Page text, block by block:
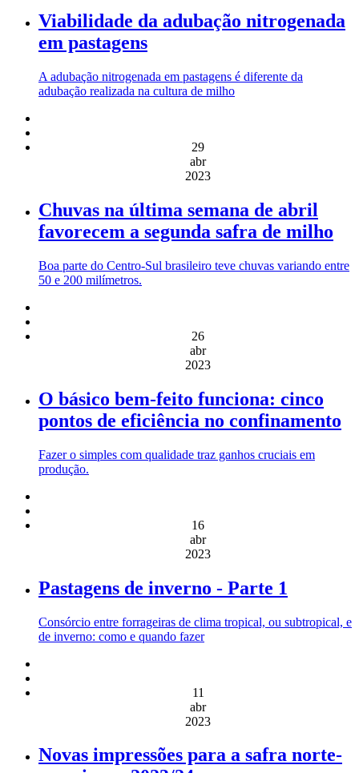
Viabilidade da adubação nitrogenada
em pastagens
A adubação nitrogenada em pastagens é diferente da
adubação realizada na cultura de milho
29
abr
2023
Chuvas na última semana de abril
favorecem a segunda safra de milho
Boa parte do Centro-Sul brasileiro teve chuvas variando entre
50 e 200 milímetros.
26
abr
2023
O básico bem-feito funciona: cinco
pontos de eficiência no confinamento
Fazer o simples com qualidade traz ganhos cruciais em
produção.
16
abr
2023
Pastagens de inverno - Parte 1
Consórcio entre forrageiras de clima tropical, ou subtropical, e
de inverno: como e quando fazer
11
abr
2023
Novas impressões para a safra norte-